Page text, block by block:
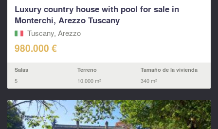
Luxury country house with pool for sale in
Monterchi, Arezzo Tuscany
Tuscany, Arezzo
980.000 €
Salas
5
Terreno
10.000 m²
Tamaño de la vivienda
340 m²